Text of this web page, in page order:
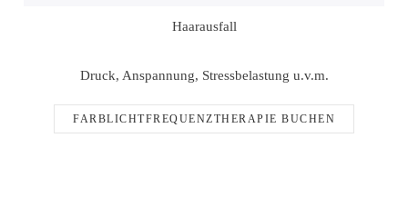
Haarausfall
Druck, Anspannung, Stressbelastung u.v.m.
FARBLICHTFREQUENZTHERAPIE BUCHEN